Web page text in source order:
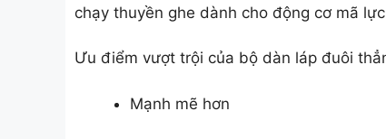
chạy thuyền ghe dành cho động cơ mã
Ưu điểm vượt trội của bộ dàn láp đuôi
Mạnh mẽ hơn